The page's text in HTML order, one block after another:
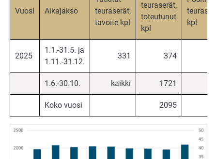
Vuosi Aikajakso
teuraserät,
tavoite kpl
teuraserät,
toteutunut
kpl
kpl
2025
1.1.-31.5. ja
1.11.-31.12.
331 374
1.6.-30.10. kaikki 1721
Koko vuosi 2095